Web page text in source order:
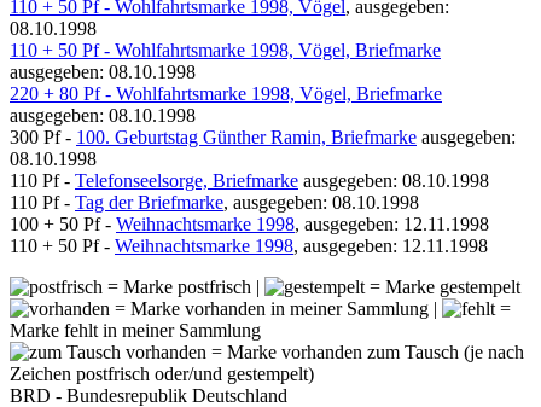
110 + 50 Pf - Wohlfahrtsmarke 1998, Vögel, ausgegeben:
08.10.1998
110 + 50 Pf - Wohlfahrtsmarke 1998, Vögel, Briefmarke
ausgegeben: 08.10.1998
220 + 80 Pf - Wohlfahrtsmarke 1998, Vögel, Briefmarke
ausgegeben: 08.10.1998
300 Pf - 100. Geburtstag Günther Ramin, Briefmarke ausgegeben:
08.10.1998
110 Pf - Telefonseelsorge, Briefmarke ausgegeben: 08.10.1998
110 Pf - Tag der Briefmarke, ausgegeben: 08.10.1998
100 + 50 Pf - Weihnachtsmarke 1998, ausgegeben: 12.11.1998
110 + 50 Pf - Weihnachtsmarke 1998, ausgegeben: 12.11.1998
= Marke postfrisch |
= Marke gestempelt
= Marke vorhanden in meiner Sammlung |
=
Marke fehlt in meiner Sammlung
= Marke vorhanden zum Tausch (je nach
Zeichen postfrisch oder/und gestempelt)
BRD - Bundesrepublik Deutschland